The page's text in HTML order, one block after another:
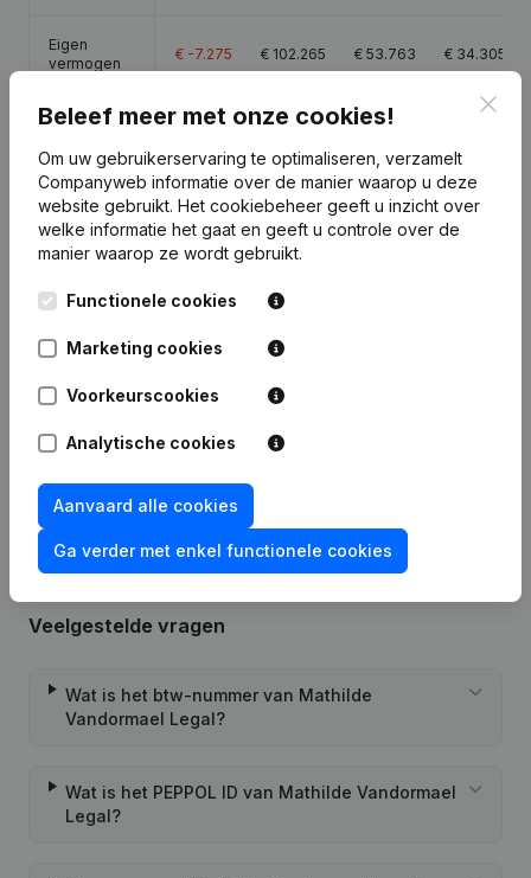
Eigen
vermogen
€ -7.275 € 102.265 € 53.763 € 34.305
Brutomarge €63.610 €66.089 €28.253
Publicatiesvan Mathilde Vandormael Legal
23-05-2023 Maatschappelijke Zetel
Rubriek Oprichting (Nieuwe
enz...)
Veelgestelde vragen
Wat is het btw-nummer van Mathilde
Vandormael Legal?
Wat is het PEPPOL ID van Mathilde Vandormael
Legal?
Beleef meer met onze cookies!
Om uw gebruikerservaring te optimaliseren, verzamelt
Companyweb informatie over de manier waarop u deze
website gebruikt. Het cookiebeheer geeft u inzicht over
welke informatie het gaat en geeft u controle over de
manier waarop ze wordt gebruikt.
Functionele cookies
Marketing cookies
Voorkeurscookies
Analytische cookies
Aanvaard alle cookies
Ga verder met enkel functionele cookies